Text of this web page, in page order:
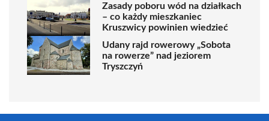
Zasady poboru wód na działkach
– co każdy mieszkaniec
Kruszwicy powinien wiedzieć
Udany rajd rowerowy „Sobota
na rowerze” nad jeziorem
Tryszczyń